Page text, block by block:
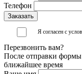
Телефон
Я согласен с
Перезвонить вам?
После отправки
ближайшее время